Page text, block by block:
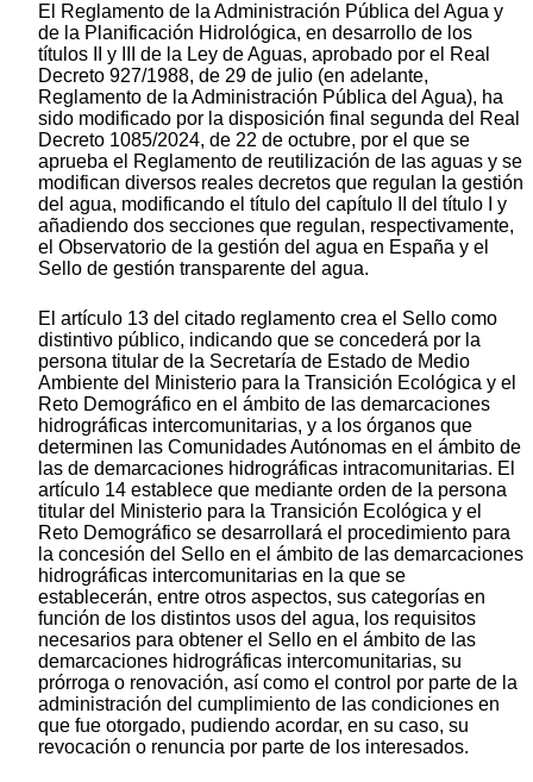
El Reglamento de la Administración Pública del Agua y
de la Planificación Hidrológica, en desarrollo de los
títulos II y III de la Ley de Aguas, aprobado por el Real
Decreto 927/1988, de 29 de julio (en adelante,
Reglamento de la Administración Pública del Agua), ha
sido modificado por la disposición final segunda del Real
Decreto 1085/2024, de 22 de octubre, por el que se
aprueba el Reglamento de reutilización de las aguas y se
modifican diversos reales decretos que regulan la gestión
del agua, modificando el título del capítulo II del título I y
añadiendo dos secciones que regulan, respectivamente,
el Observatorio de la gestión del agua en España y el
Sello de gestión transparente del agua.
El artículo 13 del citado reglamento crea el Sello como
distintivo público, indicando que se concederá por la
persona titular de la Secretaría de Estado de Medio
Ambiente del Ministerio para la Transición Ecológica y el
Reto Demográfico en el ámbito de las demarcaciones
hidrográficas intercomunitarias, y a los órganos que
determinen las Comunidades Autónomas en el ámbito de
las de demarcaciones hidrográficas intracomunitarias. El
artículo 14 establece que mediante orden de la persona
titular del Ministerio para la Transición Ecológica y el
Reto Demográfico se desarrollará el procedimiento para
la concesión del Sello en el ámbito de las demarcaciones
hidrográficas intercomunitarias en la que se
establecerán, entre otros aspectos, sus categorías en
función de los distintos usos del agua, los requisitos
necesarios para obtener el Sello en el ámbito de las
demarcaciones hidrográficas intercomunitarias, su
prórroga o renovación, así como el control por parte de la
administración del cumplimiento de las condiciones en
que fue otorgado, pudiendo acordar, en su caso, su
revocación o renuncia por parte de los interesados.